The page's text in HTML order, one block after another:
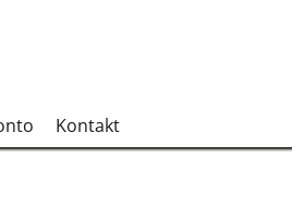
Kontakt